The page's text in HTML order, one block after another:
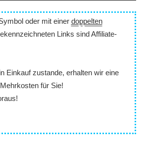
oder mit einer doppelten
Links sind Affiliate-
Einkauf zustande, erhalten wir eine
für Sie!